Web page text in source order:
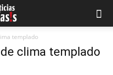
templado
clima templado